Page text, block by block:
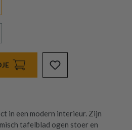
in een modern interieur. Zijn
tafelblad ogen stoer en